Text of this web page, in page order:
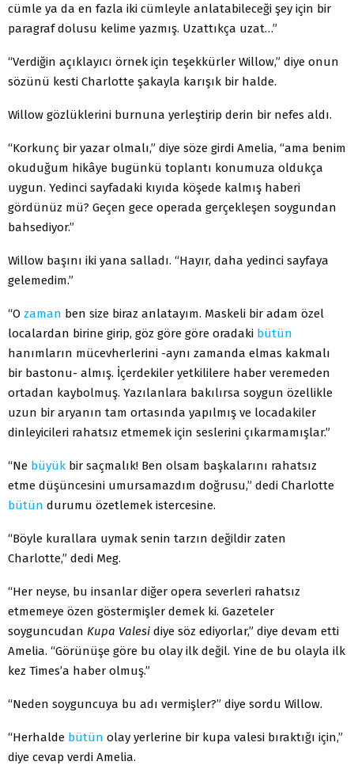
cümle ya da en fazla iki cümleyle anlatabileceği şey için bir
paragraf dolusu kelime yazmış. Uzattıkça uzat…”
“Verdiğin açıklayıcı örnek için teşekkürler Willow,” diye onun
sözünü kesti Charlotte şakayla karışık bir halde.
Willow gözlüklerini burnuna yerleştirip derin bir nefes aldı.
“Korkunç bir yazar olmalı,” diye söze girdi Amelia, “ama benim
okuduğum hikâye bugünkü toplantı konumuza oldukça
uygun. Yedinci sayfadaki kıyıda köşede kalmış haberi
gördünüz mü? Geçen gece operada gerçekleşen soygundan
bahsediyor.”
Willow başını iki yana salladı. “Hayır, daha yedinci sayfaya
gelemedim.”
“O zaman ben size biraz anlatayım. Maskeli bir adam özel
localardan birine girip, göz göre göre oradaki bütün
hanımların mücevherlerini -aynı zamanda elmas kakmalı
bir bastonu- almış. İçerdekiler yetkililere haber veremeden
ortadan kaybolmuş. Yazılanlara bakılırsa soygun özellikle
uzun bir aryanın tam ortasında yapılmış ve locadakiler
dinleyicileri rahatsız etmemek için seslerini çıkarmamışlar.”
“Ne büyük bir saçmalık! Ben olsam başkalarını rahatsız
etme düşüncesini umursamazdım doğrusu,” dedi Charlotte
bütün durumu özetlemek istercesine.
“Böyle kurallara uymak senin tarzın değildir zaten
Charlotte,” dedi Meg.
“Her neyse, bu insanlar diğer opera severleri rahatsız
etmemeye özen göstermişler demek ki. Gazeteler
soyguncudan Kupa Valesi diye söz ediyorlar,” diye devam etti
Amelia. “Görünüşe göre bu olay ilk değil. Yine de bu olayla ilk
kez Times’a haber olmuş.”
“Neden soyguncuya bu adı vermişler?” diye sordu Willow.
“Herhalde bütün olay yerlerine bir kupa valesi bıraktığı için,”
diye cevap verdi Amelia.